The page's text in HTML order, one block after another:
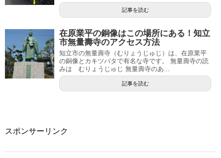
記事を読む
在原業平の銅像はこの場所にある！知立
市無量壽寺のアクセス方法
知立市の無量壽寺（むりょうじゅじ）は、在原業平
の銅像とカキツバタで有名な寺です。 無量壽寺の読
みは むりょうじゅじ 無量壽寺のあ...
記事を読む
スポンサーリンク